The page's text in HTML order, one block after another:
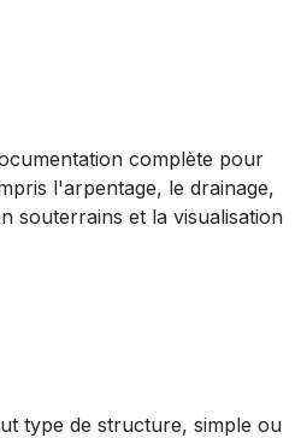
complète pour
l'arpentage, le drainage,
souterrains et la visualisation
type de structure, simple ou